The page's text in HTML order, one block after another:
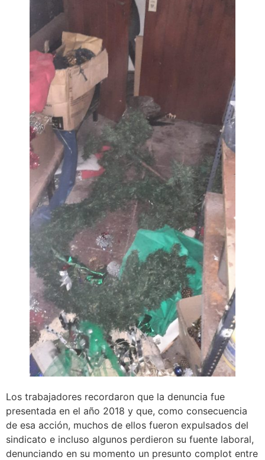
Los trabajadores recordaron que la denuncia fue
presentada en el año 2018 y que, como consecuencia
de esa acción, muchos de ellos fueron expulsados del
sindicato e incluso algunos perdieron su fuente laboral,
denunciando en su momento un presunto complot entre